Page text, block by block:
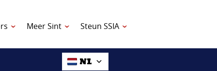
Meer Sint Steun SSIA
NL